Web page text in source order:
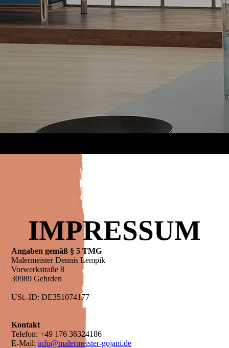
IMPRESSUM
Angaben gemäß § 5 TMG
Malermeister Dennis Lempik
Vorwerkstraße 8
30989 Gehrden
USt.-ID: DE351074177
Kontakt
Telefon: +49 176 36324186
E-Mail:info@malermeister-gojani.de